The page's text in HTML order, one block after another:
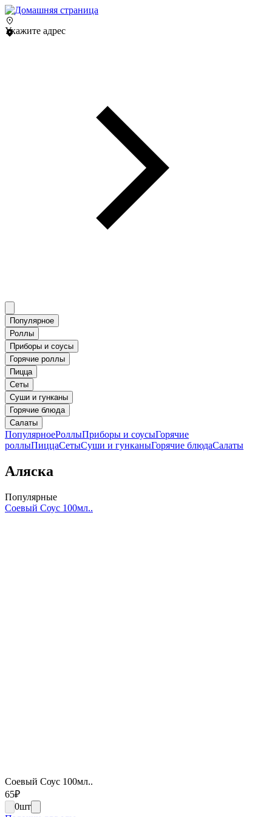
Укажите адрес
Популярное
Роллы
Приборы и соусы
Горячие роллы
Пицца
Сеты
Суши и гунканы
Горячие блюда
Салаты
ПопулярноеРоллыПриборы и соусыГорячие
роллыПиццаСетыСуши и гунканыГорячие блюдаСалаты
Аляска
Популярные
Соевый Соус 100мл..
Соевый Соус 100мл..
65₽
0шт